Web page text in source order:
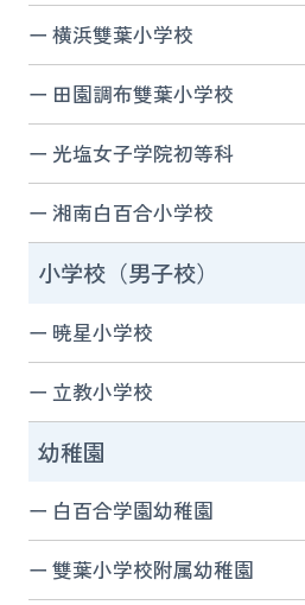
横浜雙葉小学校
田園調布雙葉小学校
光塩女子学院初等科
湘南白百合小学校
小学校（男子校）
暁星小学校
立教小学校
幼稚園
白百合学園幼稚園
雙葉小学校附属幼稚園